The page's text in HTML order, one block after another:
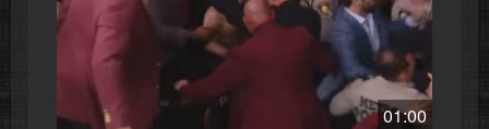
01:00